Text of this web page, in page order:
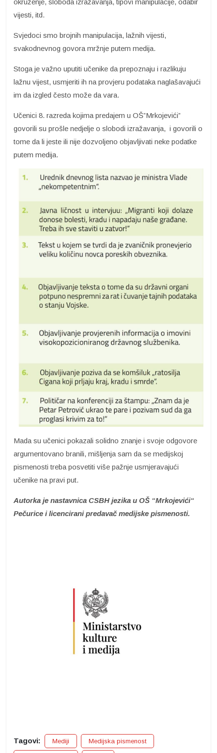
okruženje, sloboda izražavanja, tipovi manipulacije, odabir
vijesti, itd.
Svjedoci smo brojnih manipulacija, lažnih vijesti,
svakodnevnog govora mržnje putem medija.
Stoga je važno uputiti učenike da prepoznaju i razlikuju
lažnu vijest, usmjeriti ih na provjeru podataka naglašavajući
im da izgled često može da vara.
Učenici 8. razreda kojima predajem u OŠ”Mrkojevići”
govorili su prošle nedjelje o slobodi izražavanja, i govorili o
tome da li jeste ili nije dozvoljeno objavljivati neke podatke
putem medija.
Mada su učenici pokazali solidno znanje i svoje odgovore
argumentovano branili, mišljenja sam da se medijskoj
pismenosti treba posvetiti više pažnje usmjeravajući
učenike na pravi put.
Autorka je nastavnica CSBH jezika u OŠ “Mrkojevići“
Pečurice i licencirani predavač medijske pismenosti.
Tagovi: Mediji Medijska pismenost